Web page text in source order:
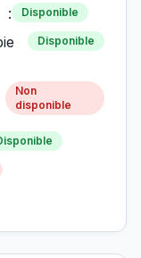
: Disponible
Disponible
Non
disponible